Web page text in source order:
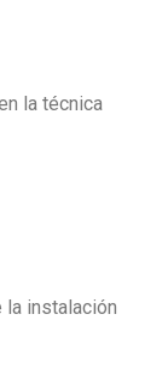
la técnica
la instalación